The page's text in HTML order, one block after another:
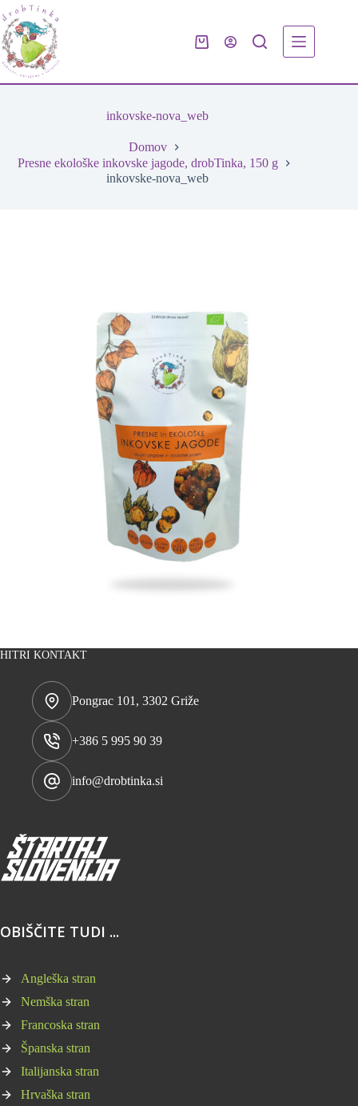
Skip
to
content
Shopping
inkovske-nova_web
Domov
Presne ekološke inkovske jagode, drobTinka, 150 g
inkovske-nova_web
HITRI KONTAKT
Pongrac 101, 3302 Griže
+386 5 995 90 39
info@drobtinka.si
OBIŠČITE TUDI ...
Angleška stran
Nemška stran
Francoska stran
Španska stran
Italijanska stran
Hrvaška stran